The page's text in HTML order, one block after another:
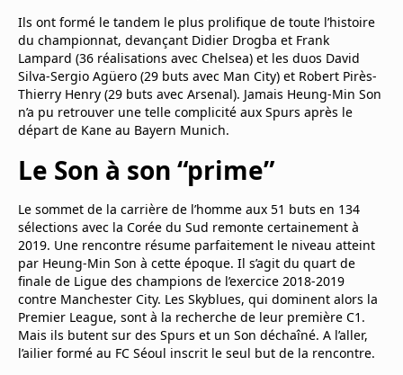
Ils ont formé le tandem le plus prolifique de toute l’histoire
du championnat, devançant Didier Drogba et Frank
Lampard (36 réalisations avec Chelsea) et les duos David
Silva-Sergio Agüero (29 buts avec Man City) et Robert Pirès-
Thierry Henry (29 buts avec Arsenal). Jamais Heung-Min Son
n’a pu retrouver une telle complicité aux Spurs après le
départ de Kane au Bayern Munich.
Le Son à son “prime”
Le sommet de la carrière de l’homme aux 51 buts en 134
sélections avec la Corée du Sud remonte certainement à
2019. Une rencontre résume parfaitement le niveau atteint
par Heung-Min Son à cette époque. Il s’agit du quart de
finale de Ligue des champions de l’exercice 2018-2019
contre Manchester City. Les Skyblues, qui dominent alors la
Premier League, sont à la recherche de leur première C1.
Mais ils butent sur des Spurs et un Son déchaîné. A l’aller,
l’ailier formé au FC Séoul inscrit le seul but de la rencontre.